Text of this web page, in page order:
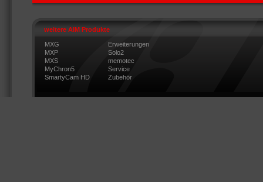
weitere AIM Produkte
MXG
Erweiterungen
MXP
Solo2
MXS
memotec
MyChron5
Service
SmartyCam HD
Zubehör